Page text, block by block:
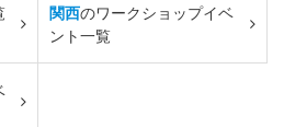
関西のワークショップイベ
ント一覧